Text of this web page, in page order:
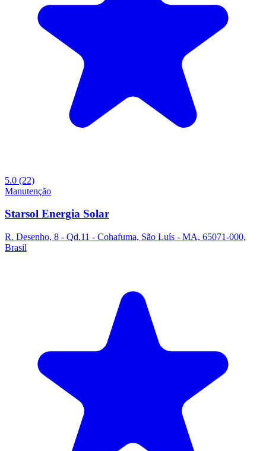
5.0 (22)
Manutenção
Starsol Energia Solar
R. Desenho, 8 - Qd.11 - Cohafuma, São Luís - MA, 65071-000,
Brasil